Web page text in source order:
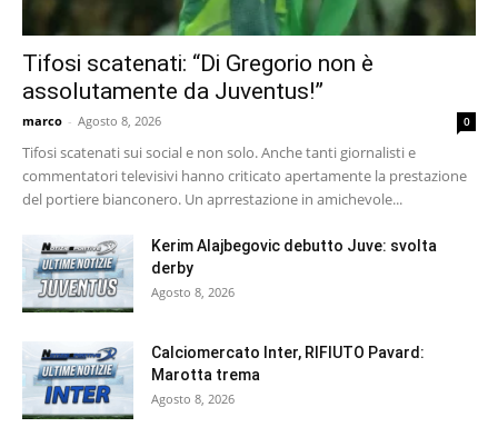
Tifosi scatenati: “Di Gregorio non è
assolutamente da Juventus!”
marco - Agosto 8, 2026 0
Tifosi scatenati sui social e non solo. Anche tanti giornalisti e
commentatori televisivi hanno criticato apertamente la prestazione
del portiere bianconero. Un aprrestazione in amichevole...
Kerim Alajbegovic debutto Juve: svolta
derby
Agosto 8, 2026
Calciomercato Inter, RIFIUTO Pavard:
Marotta trema
Agosto 8, 2026